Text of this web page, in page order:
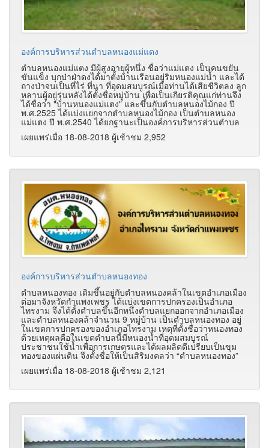
องค์การบริหารส่วนตำบลหนองแม่แตง
ตำบลหนองแม่แตง มีผู้สูงอายุผู้หนึ่ง ชื่อว่าแม่แตง เป็นคนขยัน
ขันแข็ง บุกป่าฝ่าดงได้มาตั้งบ้านเรือนอยู่ริมหนองแม่น้ำ และได้
ถางป่าจนเป็นที่ไร่ ที่นา ที่อุดมสมบูรณ์เมื่อท่านได้เสียชีวิตลง ลูก
หลานผู้อยู่รุ่นหลังได้ตั้งชื่อหมู่บ้าน เพื่อเป็นเกียรติคุณแก่ท่านจึง
ได้ชื่อว่า "บ้านหนองแม่แตง" และขึ้นกับตำบลหนองไม้กอง ปี
พ.ศ.2525 ได้แบ่งแยกจากตำบลหนองไม้กอง เป็นตำบลหนอง
แม่แตง ปี พ.ศ.2540 ได้ยกฐานะเป็นองค์การบริหารส่วนตำบล
เผยแพร่เมื่อ 18-08-2018 ผู้เช้าชม 2,952
องค์การบริหารส่วนตำบลหนองทอง
ตำบลหนองทอง เดิมขึ้นอยู่กับตำบลหนองคล้าในเขตอำเภอเมือง
ต่อมาจังหวัดกำแพงเพชร ได้แบ่งเขตการปกครองเป็นอำเภอ
ไทรงาม จึงได้ตั้งตำบลขึ้นอีกหนึ่งตำบลแยกออกจากอำเภอเมือง
และตำบลหนองคล้าจำนวน 9 หมู่บ้าน เป็นตำบลหนองทอง อยู่
ในเขตการปกครองของอำเภอไทรงาม เหตุที่ตั้งชื่อว่าหนองทอง
ด้วยเหตุผลคือในเขตตำบลนี้มีหนองน้ำที่อุดมสมบูรณ์
ประชาชนใช้น้ำเพื่อการเกษตรและได้ผลผลิตดีเปรียบเป็นขุม
ทองของแผ่นดิน จึงตั้งชื่อให้เป็นสิริมงคลว่า “ตำบลหนองทอง”
เผยแพร่เมื่อ 18-08-2018 ผู้เช้าชม 2,121